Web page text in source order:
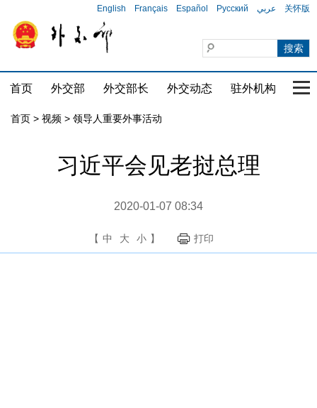
English Français Español Русский عربي 关怀版
首页 外交部 外交部长 外交动态 驻外机构 国
首页 > 视频 > 领导人重要外事活动
习近平会见老挝总理
2020-01-07 08:34
【 中 大 小 】 打印